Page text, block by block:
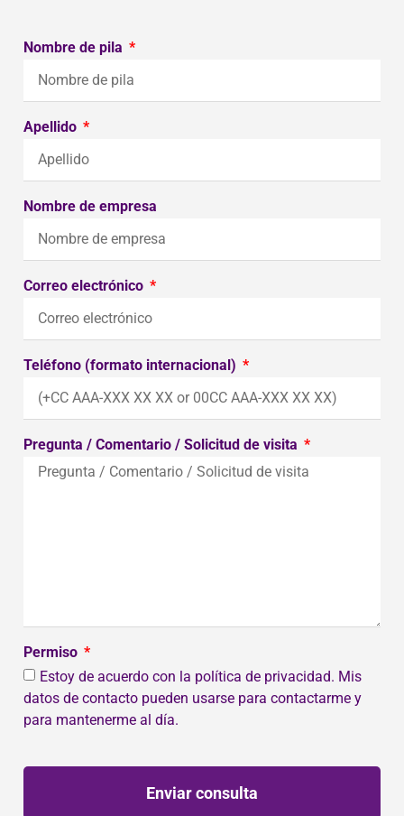
Nombre de pila
Apellido
Nombre de empresa
Correo electrónico
Teléfono (formato internacional)
Pregunta / Comentario / Solicitud de visita
Permiso
Estoy de acuerdo con la política de privacidad. Mis
datos de contacto pueden usarse para contactarme y
para mantenerme al día.
Enviar consulta